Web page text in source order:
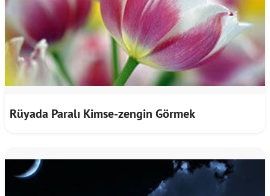
Rüyada Paralı Kimse-zengin Görmek